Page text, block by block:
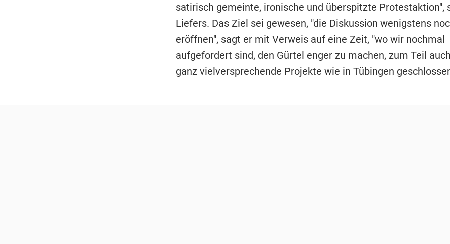
satirisch gemeinte, ironische und überspitzte Protestaktion",
Liefers. Das Ziel sei gewesen, "die Diskussion wenigstens
eröffnen", sagt er mit Verweis auf eine Zeit, "wo wir nochmal
aufgefordert sind, den Gürtel enger zu machen, zum Teil
ganz vielversprechende Projekte wie in Tübingen